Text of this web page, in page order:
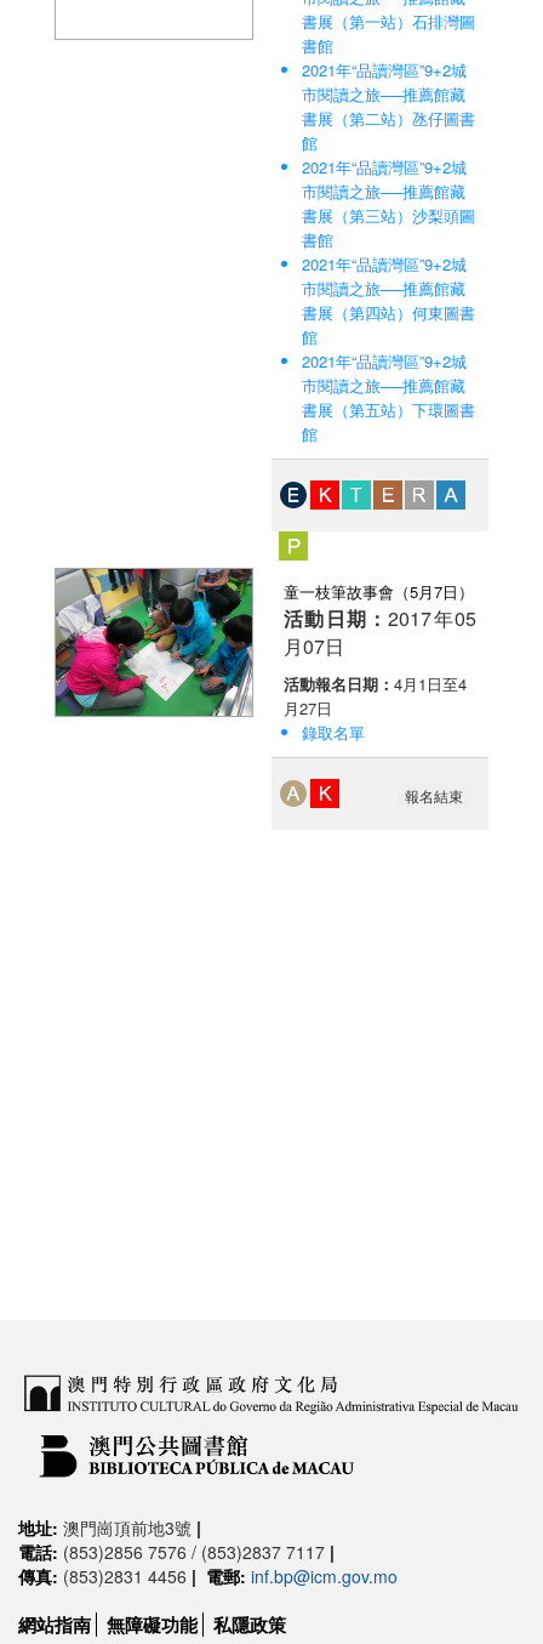
書展（第一站）石排灣圖
書館
2021年“品讀灣區”9+2城
市閱讀之旅──推薦館藏
書展（第二站）氹仔圖書
館
2021年“品讀灣區”9+2城
市閱讀之旅──推薦館藏
書展（第三站）沙梨頭圖
書館
2021年“品讀灣區”9+2城
市閱讀之旅──推薦館藏
書展（第四站）何東圖書
館
2021年“品讀灣區”9+2城
市閱讀之旅──推薦館藏
書展（第五站）下環圖書
館
童一枝筆故事會（5月7日）
活動日期：2017年05
月07日
活動報名日期： 4月1日至4
月27日
錄取名單
報名結束
地址: 澳門崗頂前地3號 |
電話: (853)2856 7576 / (853)2837 7117 |
傳真: (853)2831 4456 | 電郵: inf.bp@icm.gov.mo
網站指南 無障礙功能 私隱政策